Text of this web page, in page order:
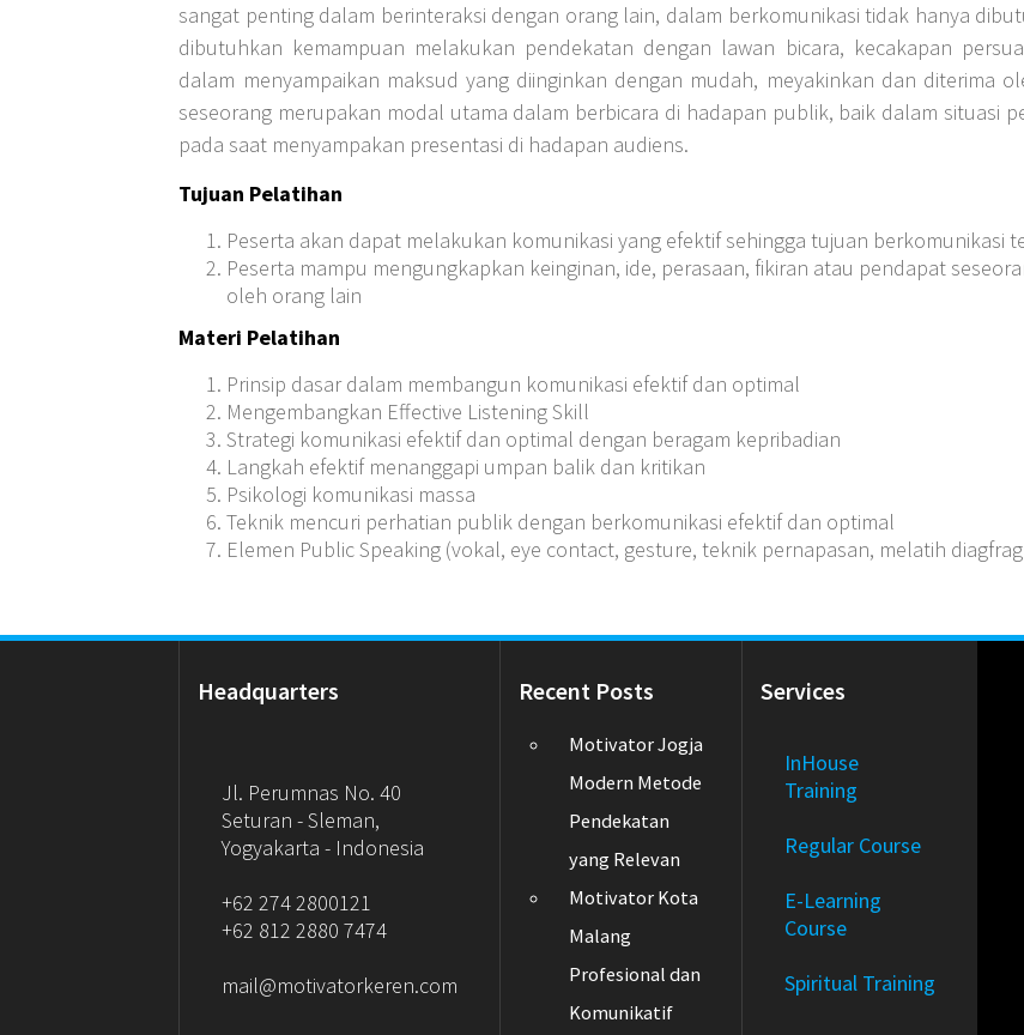
sangat penting dalam berinteraksi dengan orang lain, dalam berkomunikasi tidak hanya
dibutuhkan kemampuan melakukan pendekatan dengan lawan bicara, kecakapan
dalam menyampaikan maksud yang diinginkan dengan mudah, meyakinkan dan diterima
seseorang merupakan modal utama dalam berbicara di hadapan publik, baik dalam situasi
pada saat menyampakan presentasi di hadapan audiens.
Tujuan Pelatihan
Peserta akan dapat melakukan komunikasi yang efektif sehingga tujuan berkomunikasi
Peserta mampu mengungkapkan keinginan, ide, perasaan, fikiran atau pendapat
oleh orang lain
Materi Pelatihan
Prinsip dasar dalam membangun komunikasi efektif dan optimal
Mengembangkan Effective Listening Skill
Strategi komunikasi efektif dan optimal dengan beragam kepribadian
Langkah efektif menanggapi umpan balik dan kritikan
Psikologi komunikasi massa
Teknik mencuri perhatian publik dengan berkomunikasi efektif dan optimal
Elemen Public Speaking (vokal, eye contact, gesture, teknik pernapasan, melatih
Headquarters
Jl. Perumnas No. 40
Seturan - Sleman,
Yogyakarta - Indonesia
+62 274 2800121
+62 812 2880 7474
mail@motivatorkeren.com
Recent Posts
Motivator Jogja
Modern Metode
Pendekatan
yang Relevan
Motivator Kota
Malang
Profesional dan
Komunikatif
Services
InHouse
Training
Regular Course
E-Learning
Course
Spiritual Training